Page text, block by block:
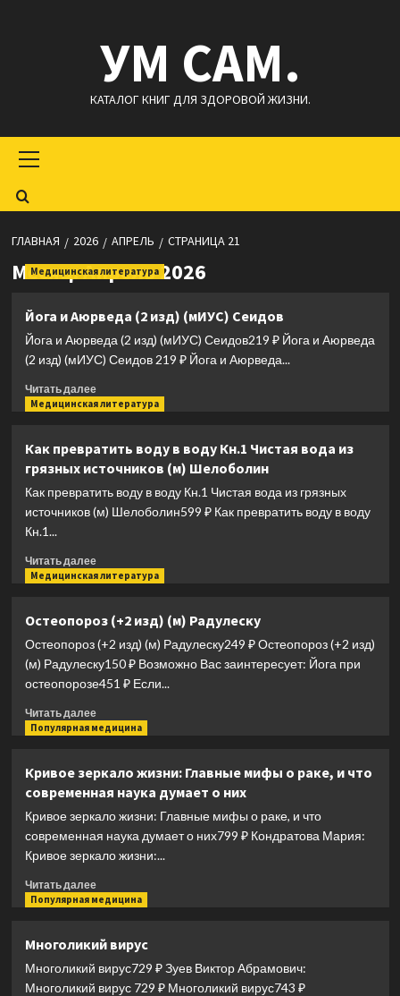
УМ САМ.
КАТАЛОГ КНИГ ДЛЯ ЗДОРОВОЙ ЖИЗНИ.
меню
ГЛАВНАЯ 2026 АПРЕЛЬ СТРАНИЦА 21
Месяц:Апрель 2026
Медицинская литература
Йога и Аюрведа (2 изд) (мИУС) Сеидов
Йога и Аюрведа (2 изд) (мИУС) Сеидов219 ₽ Йога и Аюрведа
(2 изд) (мИУС) Сеидов 219 ₽ Йога и Аюрведа...
Читать далееПрочитать
больше
и
Аюрведа
(2
изд)
(мИУС)
Медицинская литература
Как превратить воду в воду Кн.1 Чистая вода из
грязных источников (м) Шелоболин
Как превратить воду в воду Кн.1 Чистая вода из грязных
источников (м) Шелоболин599 ₽ Как превратить воду в воду
Кн.1...
Читать далееПрочитать
больше
превратить
воду
в
воду
Чистая
вода
источников
(м)
Шелоболин
Медицинская литература
Остеопороз (+2 изд) (м) Радулеску
Остеопороз (+2 изд) (м) Радулеску249 ₽ Остеопороз (+2 изд)
(м) Радулеску150 ₽ Возможно Вас заинтересует: Йога при
остеопорозе451 ₽ Если...
Читать далееПрочитать
больше
(+2
изд)
(м)
Популярная медицина
Кривое зеркало жизни: Главные мифы о раке, и что
современная наука думает о них
Кривое зеркало жизни: Главные мифы о раке, и что
современная наука думает о них799 ₽ Кондратова Мария:
Кривое зеркало жизни:...
Читать далееПрочитать
больше
зеркало
жизни:
Главные
Популярная медицина
Многоликий вирус
Многоликий вирус729 ₽ Зуев Виктор Абрамович:
Многоликий вирус 729 ₽ Многоликий вирус743 ₽